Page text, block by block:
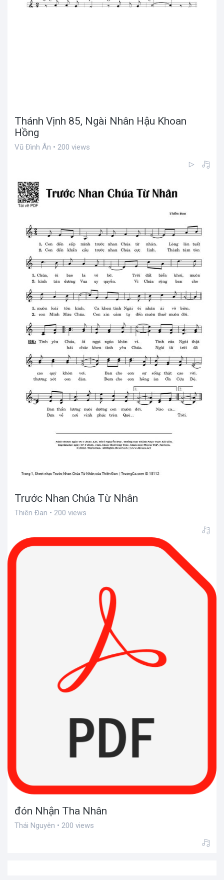
Thánh Vịnh 85, Ngài Nhân Hậu Khoan
Hồng
Vũ Đình Ân • 200 views
Trước Nhan Chúa Từ Nhân
Thiên Đan • 200 views
đón Nhận Tha Nhân
Thái Nguyên • 200 views